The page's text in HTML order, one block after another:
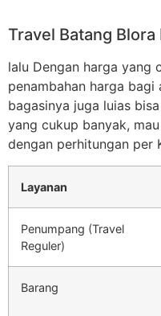
Travel Batang Blora
lalu Dengan harga yang
penambahan harga
bagasinya juga luias
yang cukup banyak,
dengan perhitungan per
Layanan
Penumpang (Travel
Reguler)
Barang